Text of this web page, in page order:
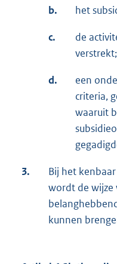
b. het
c.
de
d.
een
criteria,
waaruit
3.
Bij het
wordt de wijze
kunnen